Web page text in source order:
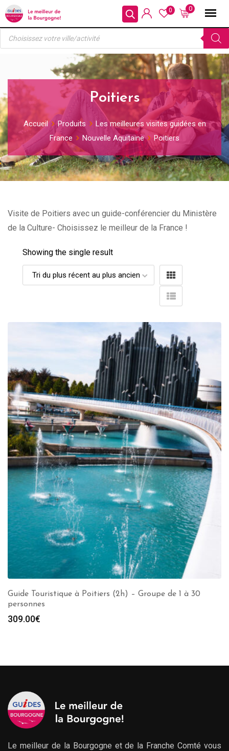
Skip
to
content
0
0
Recherche
produits
Poitiers
Accueil Produits
Les meilleures visites guidées en
France
Nouvelle Aquitaine Poitiers
Visite de Poitiers avec un guide-conférencier du Ministère
de la Culture- Choisissez le meilleur de la France !
Showing the single result
Guide Touristique à Poitiers (2h) – Groupe de 1 à 30
personnes
309.00€
Le meilleur de la Bourgogne et de la Franche Comté vous